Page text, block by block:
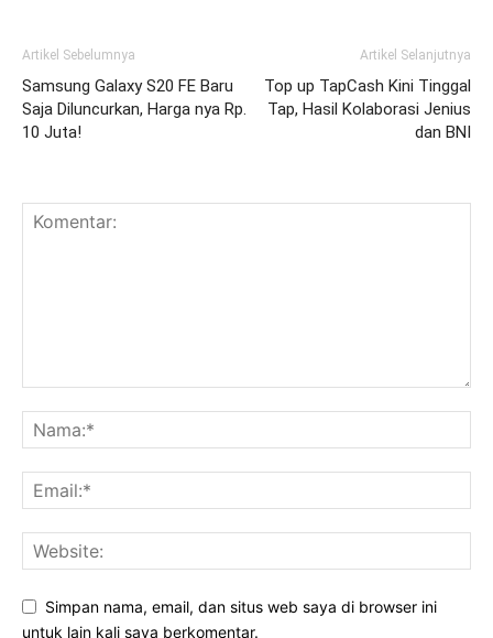
Artikel Sebelumnya
Samsung Galaxy S20 FE Baru
Saja Diluncurkan, Harga nya Rp.
10 Juta!
Artikel Selanjutnya
Top up TapCash Kini Tinggal
Tap, Hasil Kolaborasi Jenius
dan BNI
Simpan nama, email, dan situs web saya di browser ini
untuk lain kali saya berkomentar.